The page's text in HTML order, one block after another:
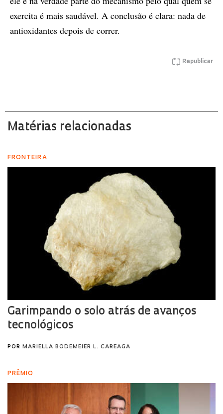
exercita é mais saudável. A conclusão é clara: nada de
antioxidantes depois de correr.
Republicar